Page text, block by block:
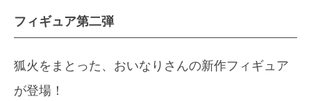
フィギュア第二弾
狐火をまとった、おいなりさんの新作フィギュア
が登場！